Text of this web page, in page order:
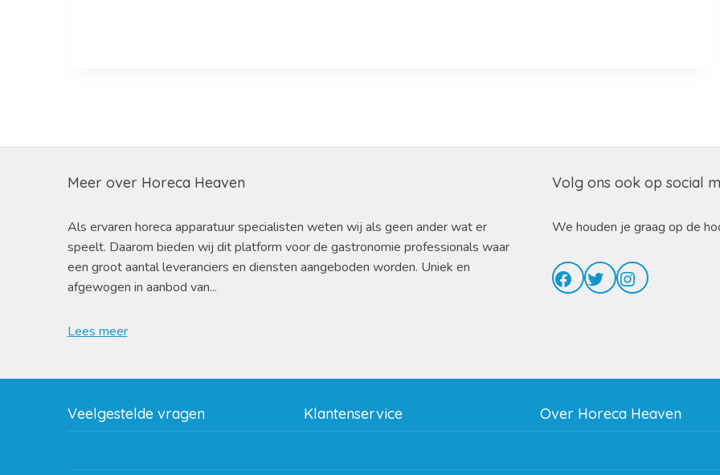
Meer over Horeca Heaven
Als ervaren horeca apparatuur specialisten weten wij als geen ander wat er
speelt. Daarom bieden wij dit platform voor de gastronomie professionals waar
een groot aantal leveranciers en diensten aangeboden worden. Uniek en
afgewogen in aanbod van...
Lees meer
Volg ons ook op social
We houden je graag op de
Facebook
TwitterInstagram
Veelgestelde vragen Klantenservice Over Horeca Heaven